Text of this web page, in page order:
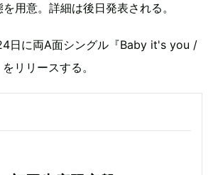
用意。詳細は後日発表される。
日に両A面シングル『Baby it's you /
リリースする。